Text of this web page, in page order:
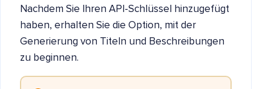
Nachdem Sie Ihren API-Schlüssel hinzugefügt
haben, erhalten Sie die Option, mit der
Generierung von Titeln und Beschreibungen
zu beginnen.